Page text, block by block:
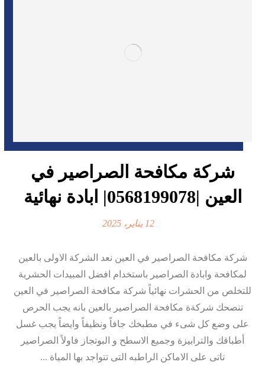
شركة مكافحة الصراصير في
العين |0568199078| ابادة نهائية
12 يناير، 2025
شركة مكافحة الصراصير في العين نعد الشركة الاولى بالعين
لمكافحة وابادة الصراصير باستخدام افضل المبيدات الحشرية
للتخلص من الحشرات نهائياً شركة مكافحة الصراصير في العين
تنصحك شركةة مكافحة الصراصير بالعين بانه يجب الحرص
على وضع كل شىء في مطبخك جافاً ونظيفاً وايضاً يجب غسل
أطباقك والترابيزة وجميع الاسطح و البوتجاز فاولاً الصراصير
تاتى على الاماكن الراطبه التى تتواجد بها المياة ...